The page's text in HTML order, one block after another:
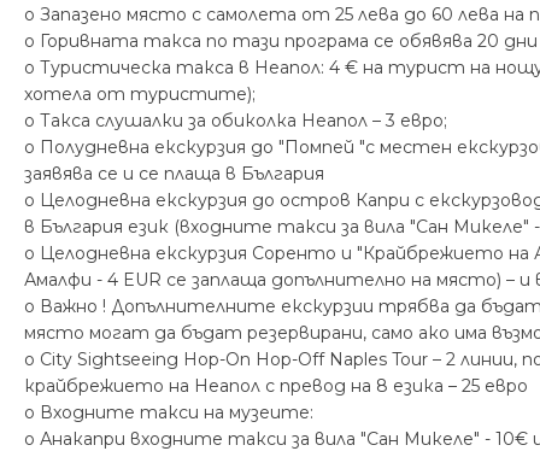
o Запазено място с самолета от 25 лева до 60 лева на
o Горивната такса по тази програма се обявява 20
o Туристическа такса в Неапол: 4 € на турист на
хотела от туристите);
o Такса слушалки за обиколка Неапол – 3 евро;
o Полудневна екскурзия до "Помпей "с местен
заявява се и се плаща в България
o Целодневна екскурзия до остров Капри с
в България език (входните такси за вила "Сан Микеле"
o Целодневна екскурзия Соренто и "Крайбрежието на
Амалфи - 4 EUR се заплаща допълнително на място) – и
o Важно ! Допълнителните екскурзии трябва да
място могат да бъдат резервирани, само ако има
o City Sightseeing Hop-On Hop-Off Naples Tour – 2
крайбрежието на Неапол с превод на 8 езика – 25 евро
o Входните такси на музеите:
o Анакапри входните такси за вила "Сан Микеле" -